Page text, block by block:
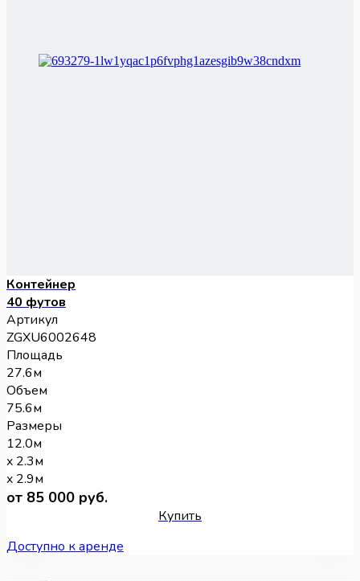
Контейнер
40 футов
Артикул
ZGXU6002648
Площадь
27.6м
Объем
75.6м
Размеры
12.0м
x 2.3м
x 2.9м
от 85 000 руб.
Купить
Доступно к аренде